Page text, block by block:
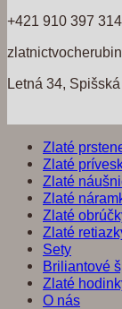
+421 910 397 314
Letná 34,
Zlaté
Zlaté
Zlaté
Zlaté
Zlaté
Zlaté
Sety
Briliantové
Zlaté
O nás